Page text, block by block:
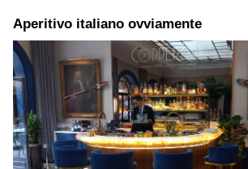
Aperitivo italiano ovviamente